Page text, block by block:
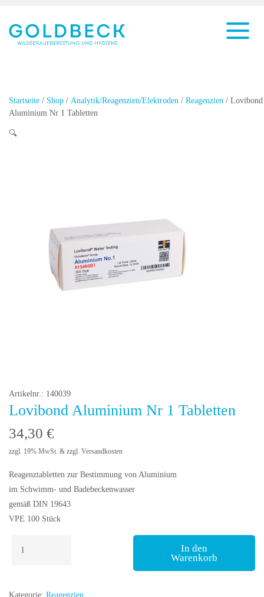
Startseite / Shop / Analytik/Reagenzien/Elektroden / Reagenzien / Lovibond
Aluminium Nr 1 Tabletten
🔍
Artikelnr.: 140039
Lovibond Aluminium Nr 1 Tabletten
34,30 €
zzgl. 19% MwSt. & zzgl. Versandkosten
Reagenztabletten zur Bestimmung von Aluminium
im Schwimm- und Badebeckenwasser
gemäß DIN 19643
VPE 100 Stück
Aluminium
Tabletten
In den
Warenkorb
Kategorie: Reagenzien